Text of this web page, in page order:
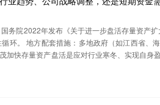
务院2022年发布《关于进一步盘活存量资产
环。 ‌地方配套措施‌：多地政府（如江西省、
加快存量资产盘活是应对行业寒冬、实现自身